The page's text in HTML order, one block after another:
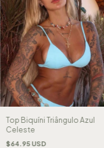
Top Biquíni Triângulo Azul
Celeste
$64.95 USD